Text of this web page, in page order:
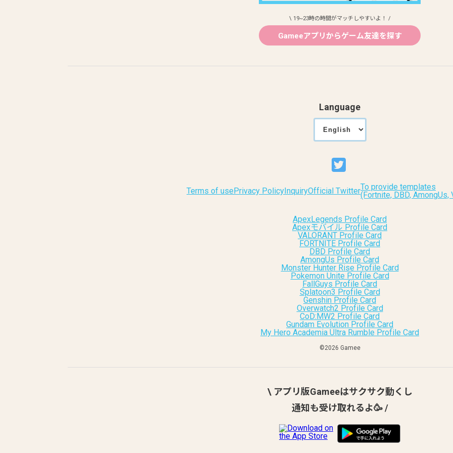
\ 19~23時の時間がマッチしやすいよ！ /
Gameeアプリからゲーム友達を探す
Language
Terms of usePrivacy Policy InquiryOfficial TwitterTo provide templates
(Fortnite, DBD, AmongUs,
ApexLegends Profile Card
Apexモバイル Profile Card
VALORANT Profile Card
FORTNITE Profile Card
DBD Profile Card
AmongUs Profile Card
Monster Hunter Rise Profile Card
Pokemon Unite Profile Card
FallGuys Profile Card
Splatoon3 Profile Card
Genshin Profile Card
Overwatch2 Profile Card
CoD:MW2 Profile Card
Gundam Evolution Profile Card
My Hero Academia Ultra Rumble Profile Card
©︎2026 Gamee
\ アプリ版Gameeはサクサク動くし
通知も受け取れるよ🥳 /